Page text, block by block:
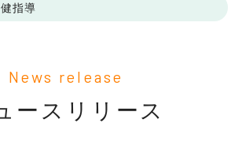
指導
News release
ースリリース